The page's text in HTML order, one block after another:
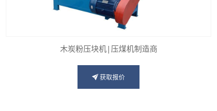
木炭粉压块机|压煤机制造商
获取报价